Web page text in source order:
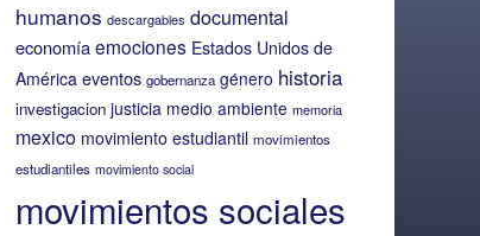
humanos descargables documental
economía emociones Estados Unidos de
América eventos gobernanza género historia
investigacion justicia medio ambiente memoria
mexico movimiento estudiantil movimientos
estudiantiles movimiento social
movimientos sociales